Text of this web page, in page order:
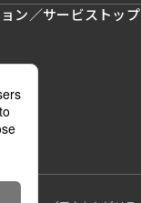
ン／サービストップ